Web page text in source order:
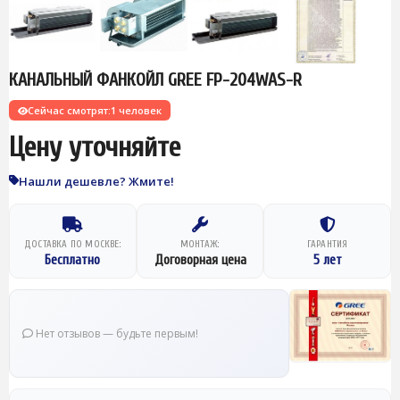
КАНАЛЬНЫЙ ФАНКОЙЛ GREE FP-204WAS-R
Сейчас смотрят:1 человек
Цену уточняйте
Нашли дешевле? Жмите!
ДОСТАВКА ПО МОСКВЕ:
Бесплатно
МОНТАЖ:
Договорная цена
ГАРАНТИЯ
5 лет
Нет отзывов — будьте первым!